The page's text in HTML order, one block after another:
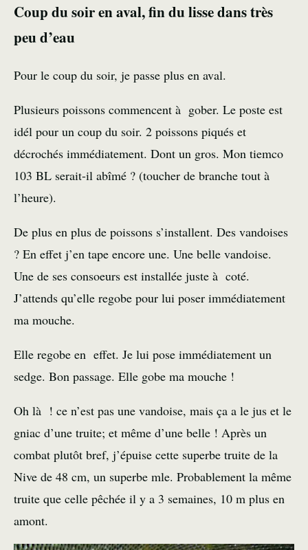
Coup du soiren aval, fin du lisse dans très
peu d’eau
Pour le coup du soir, je passe plus en aval.
Plusieurs poissons commencent à gober. Le poste est
idél pour un coup du soir. 2 poissons piqués et
décrochés immédiatement. Dont un gros. Mon tiemco
103 BL serait-il abîmé ? (toucher de branche tout à
l’heure).
De plus en plus de poissons s’installent. Des vandoises
? En effet j’en tape encore une. Une belle vandoise.
Une de ses consoeurs est installée juste à coté.
J’attends qu’elle regobe pour lui poser immédiatement
ma mouche.
Elle regobe en effet. Je lui pose immédiatement un
sedge. Bon passage. Elle gobe ma mouche !
Oh là ! ce n’est pas une vandoise, mais ça a le jus et le
gniac d’une truite; et même d’une belle ! Après un
combat plutôt bref, j’épuise cette superbe truite de la
Nive de 48 cm, un superbe mle. Probablement la même
truite que celle pêchée il y a 3 semaines, 10 m plus en
amont.